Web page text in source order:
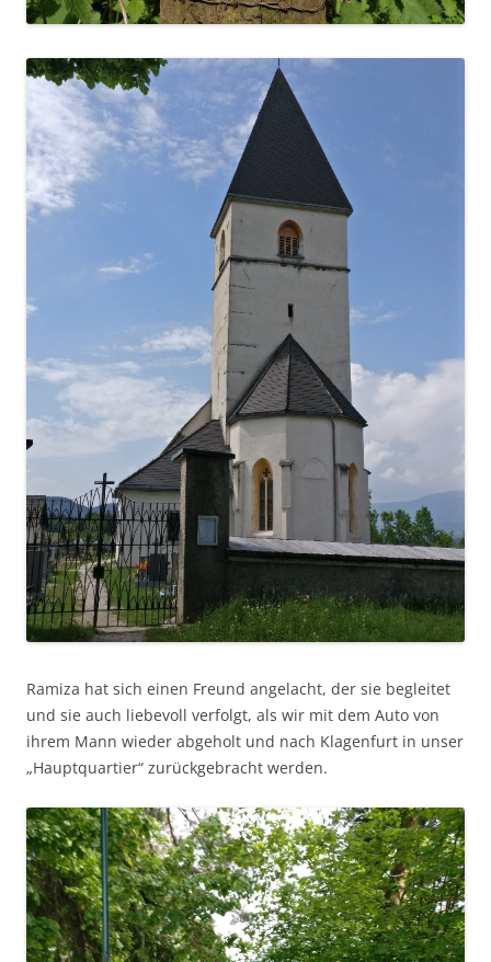
Ramiza hat sich einen Freund angelacht, der sie begleitet
und sie auch liebevoll verfolgt, als wir mit dem Auto von
ihrem Mann wieder abgeholt und nach Klagenfurt in unser
„Hauptquartier“ zurückgebracht werden.